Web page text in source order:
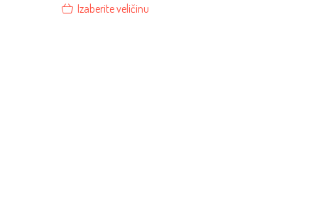
Izaberite veličinu